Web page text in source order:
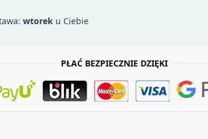
wtorek u Ciebie
PŁAĆ BEZPIECZNIE DZIĘKI